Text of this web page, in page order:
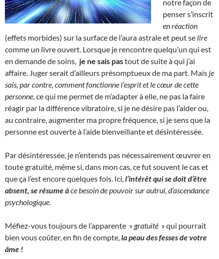
notre façon de
penser s’inscrit
en réaction
(effets morbides) sur la surface de l’aura astrale et peut se lire
comme un livre ouvert. Lorsque je rencontre quelqu’un qui est
en demande de soins, je ne sais pastout de suite à qui j’ai
affaire. Juger serait d’ailleurs présomptueux de ma part. Mais je
sais, par contre, comment fonctionne l’esprit et le cœur de cette
personne , ce qui me permet de m’adapter à elle, ne pas la faire
réagir par la différence vibratoire, si je ne désire pas l’aider ou,
au contraire, augmenter ma propre fréquence, si je sens que la
personne est ouverte à l’aide bienveillante et désintéressée.
Par désintéressée, je n’entends pas nécessairement œuvrer en
toute gratuité, même si, dans mon cas, ce fut souvent le cas et
que ça l’est encore quelques fois. Ici, l’intérêt qui se doit d’être
absent, se résume àce besoin de pouvoir sur autrui, d’ascendance
psychologique
Méfiez-vous toujours de l’apparente » gratuité » qui pourrait
bien vous coûter, en fin de compte, la peau des fesses de votre
âme !